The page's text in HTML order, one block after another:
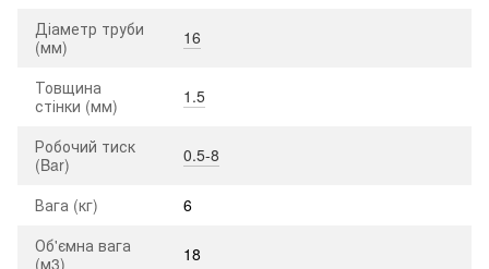
Діаметр труби
(мм)
16
Товщина
стінки (мм)
1.5
Робочий тиск
(Bar)
0.5-8
Вага (кг)
6
Об'ємна вага
(м3)
18